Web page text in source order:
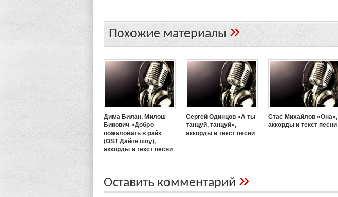
Похожие материалы»
Дима Билан, Милош
Бикович «Добро
пожаловать в рай»
(OST Дайте шоу),
аккорды и текст песни
Сергей Одинцов «А ты
танцуй, танцуй»,
аккорды и текст песни
Стас Михайлов «Она»,
аккорды и текст песни
Оставить комментарий »